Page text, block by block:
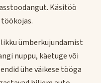
Käsitöö
ümberkujundamist
nuppu, käetuge või
ühe väikese tööga